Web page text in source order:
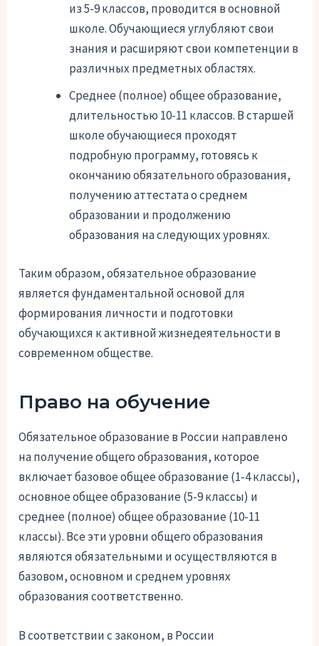
из 5-9 классов, проводится в основной
школе. Обучающиеся углубляют свои
знания и расширяют свои компетенции в
различных предметных областях.
Среднее (полное) общее образование,
длительностью 10-11 классов. В старшей
школе обучающиеся проходят
подробную программу, готовясь к
окончанию обязательного образования,
получению аттестата о среднем
образовании и продолжению
образования на следующих уровнях.
Таким образом, обязательное образование
является фундаментальной основой для
формирования личности и подготовки
обучающихся к активной жизнедеятельности в
современном обществе.
Право на обучение
Обязательное образование в России направлено
на получение общего образования, которое
включает базовое общее образование (1-4 классы),
основное общее образование (5-9 классы) и
среднее (полное) общее образование (10-11
классы). Все эти уровни общего образования
являются обязательными и осуществляются в
базовом, основном и среднем уровнях
образования соответственно.
В соответствии с законом, в России